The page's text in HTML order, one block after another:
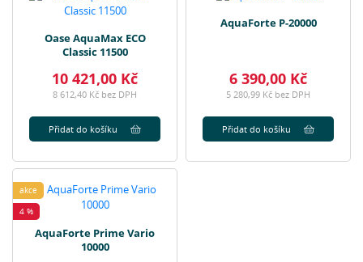
Oase AquaMax ECO
Classic 11500
10 421,00 Kč
8 612,40 Kč bez DPH
Přidat do košíku
AquaForte P-20000
6 390,00 Kč
5 280,99 Kč bez DPH
Přidat do košíku
akce
4 %
AquaForte Prime Vario
10000